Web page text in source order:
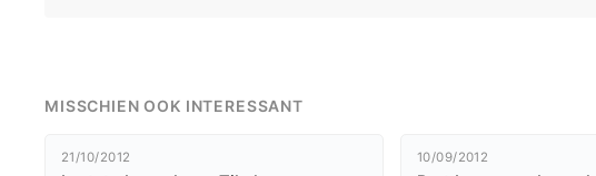
MISSCHIEN OOK INTERESSANT
21/10/2012 10/09/2012